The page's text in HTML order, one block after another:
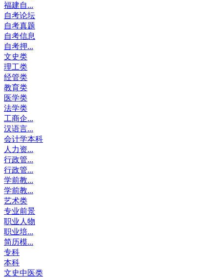
福建自...
自考论坛
自考真题
自考信息
自考押...
文史类
理工类
经管类
教育类
医学类
法学类
工商企...
汉语言...
会计学本科
人力资...
行政管...
行政管...
学前教...
学前教...
艺术类
专业前景
职业人物
职业培...
简历模...
专科
本科
文史中医类